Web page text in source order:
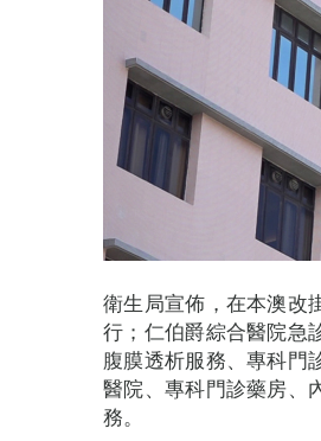
衛生局宣佈，在本澳改
行；仁伯爵綜合醫院急
腹膜透析服務、專科門
醫院、專科門診藥房、
務。